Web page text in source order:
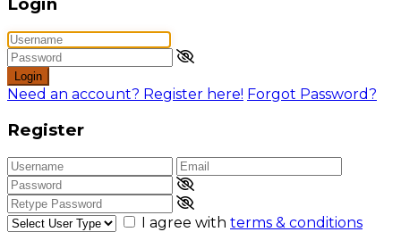
Login
Need an account? Register here! Forgot Password?
Register
I agree with terms & conditions